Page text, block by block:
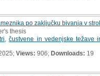
po zaključku bivanja v
thesis
,čustvene in vedenjske težave
Views: 906; Downloads: 19